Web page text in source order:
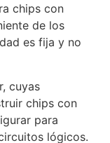
chips con
de los
es fija y no
cuyas
chips con
para
lógicos.